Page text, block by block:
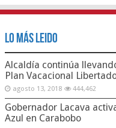
Lo Más Leido
Alcaldía continúa
Plan Vacacional
agosto 13, 2018 444,462
Gobernador Lacava
Azul en Carabobo